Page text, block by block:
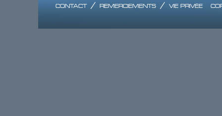
contact/ remerciements / vie privée